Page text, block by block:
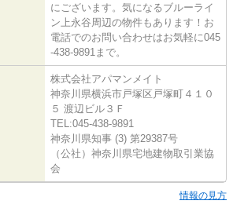
にございます。気になるブルーライ
ン上永谷周辺の物件もあります！お
電話でのお問い合わせはお気軽に045
-438-9891まで。
株式会社アパマンメイト
神奈川県横浜市戸塚区戸塚町４１０
５ 渡辺ビル３Ｆ
TEL:045-438-9891
神奈川県知事 (3) 第29387号
（公社）神奈川県宅地建物取引業協
会
情報の見方